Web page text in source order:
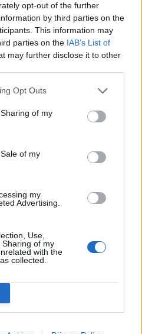
opt-out of the further
by third parties on the
This information may
parties on the IAB’s List of
may further disclose it to other
Opt Outs
of my
of my
my
Advertising.
Use,
of my
with the
collected.
επαναλοιμώξεις Πάσχα
Όλα τα κόλπα για να